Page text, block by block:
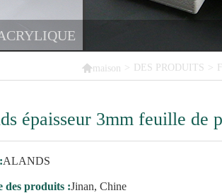
maison > DES PRODUITS >
épaisseur 3mm feuille de
ALANDS
des produits :Jinan, Chine